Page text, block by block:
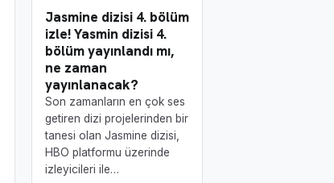
Jasmine dizisi 4. bölüm
izle! Yasmin dizisi 4.
bölüm yayınlandı mı,
ne zaman
yayınlanacak?
Son zamanların en çok ses
getiren dizi projelerinden bir
tanesi olan Jasmine dizisi,
HBO platformu üzerinde
izleyicileri ile…